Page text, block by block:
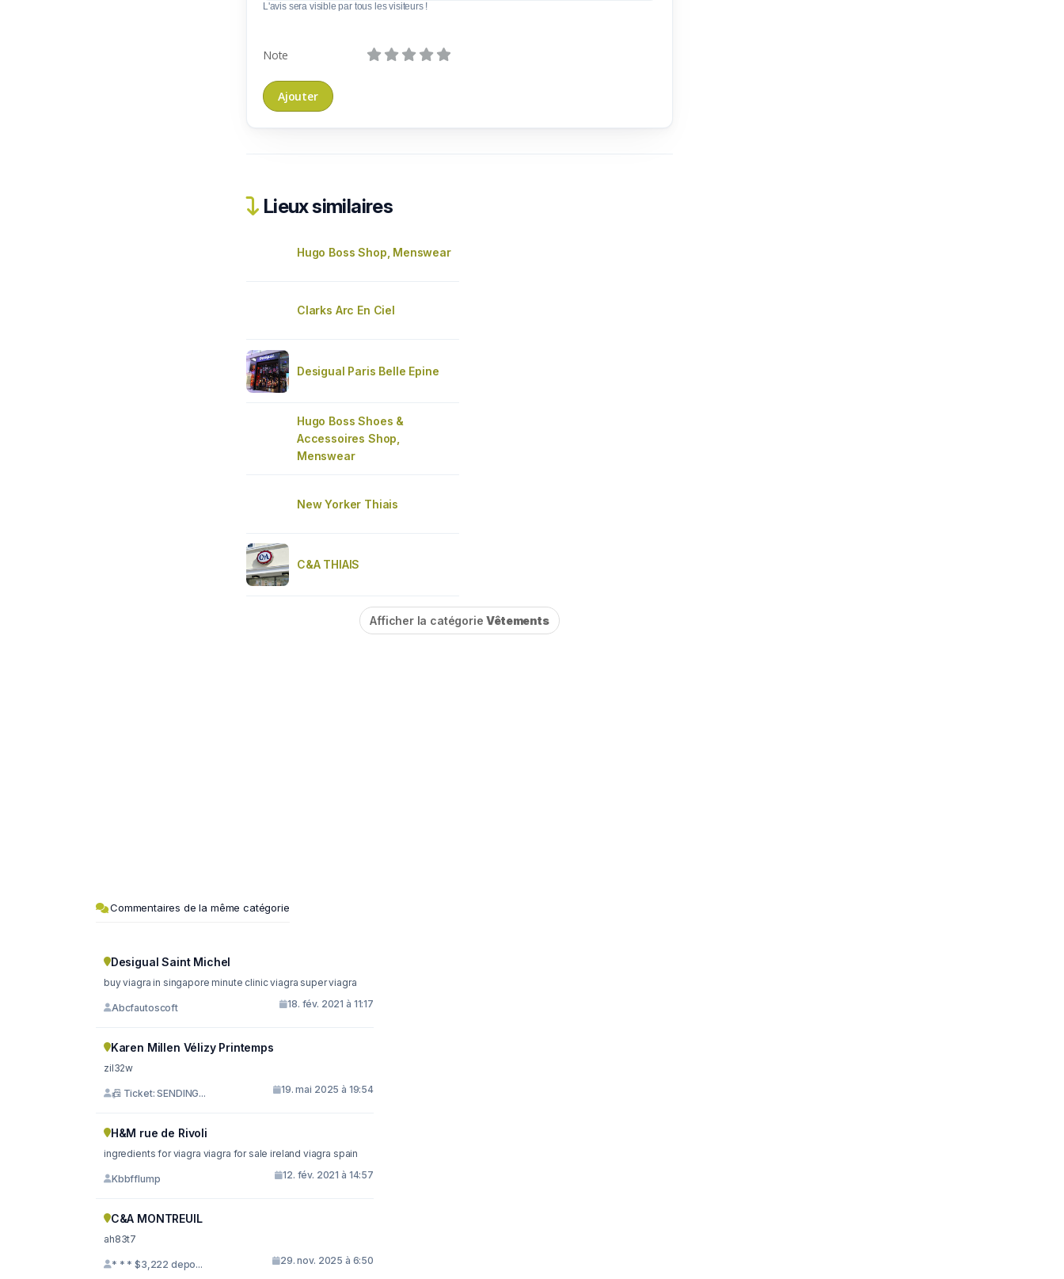
L'avis sera visible par tous les visiteurs !
Note
Lieux similaires
Hugo Boss Shop, Menswear
Clarks Arc En Ciel
Desigual Paris Belle Epine
Hugo Boss Shoes &
Accessoires Shop,
Menswear
New Yorker Thiais
C&A THIAIS
Afficher la catégorieVêtements
Commentaires de la même catégorie
Desigual Saint Michel
buy viagra in singapore minute clinic viagra super viagra
Abcfautoscoft 18. fév. 2021 à 11:17
Karen Millen Vélizy Printemps
zil32w
📠 Ticket: SENDING... 19. mai 2025 à 19:54
H&M rue de Rivoli
ingredients for viagra viagra for sale ireland viagra spain
Kbbfflump 12. fév. 2021 à 14:57
C&A MONTREUIL
ah83t7
* * * $3,222 depo... 29. nov. 2025 à 6:50